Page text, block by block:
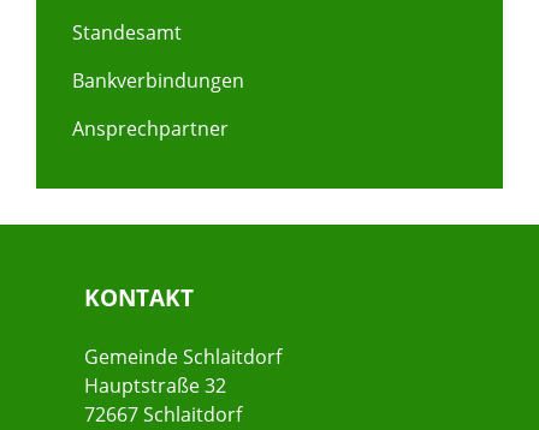
Standesamt
Bankverbindungen
Ansprechpartner
KONTAKT
Gemeinde Schlaitdorf
Hauptstraße 32
72667 Schlaitdorf